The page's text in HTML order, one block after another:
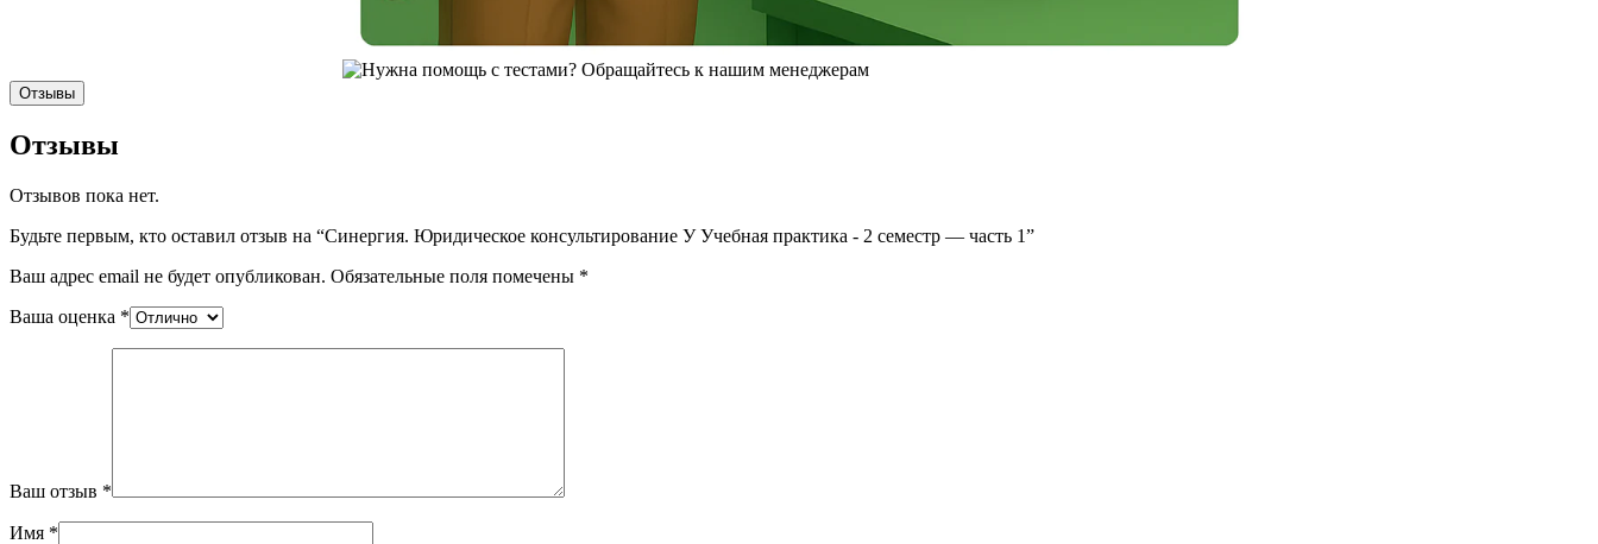
Отзывы
Отзывы
Отзывов пока нет.
Будьте первым, кто оставил отзыв на “Синергия. Юридическое консультирование У Учебная практика - 2 семестр — часть 1”
Ваш адрес email не будет опубликован. Обязательные поля помечены *
Ваша оценка *
Ваш отзыв *
Имя *